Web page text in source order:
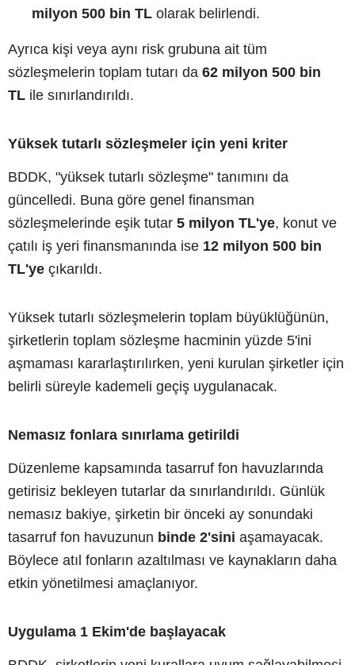
milyon 500 bin TL olarak belirlendi.
Ayrıca kişi veya aynı risk grubuna ait tüm
sözleşmelerin toplam tutarı da 62 milyon 500 bin
TL ile sınırlandırıldı.
Yüksek tutarlı sözleşmeler için yeni kriter
BDDK, "yüksek tutarlı sözleşme" tanımını da
güncelledi. Buna göre genel finansman
sözleşmelerinde eşik tutar 5 milyon TL'ye, konut ve
çatılı iş yeri finansmanında ise 12 milyon 500 bin
TL'ye çıkarıldı.
Yüksek tutarlı sözleşmelerin toplam büyüklüğünün,
şirketlerin toplam sözleşme hacminin yüzde 5'ini
aşmaması kararlaştırılırken, yeni kurulan şirketler için
belirli süreyle kademeli geçiş uygulanacak.
Nemasız fonlara sınırlama getirildi
Düzenleme kapsamında tasarruf fon havuzlarında
getirisiz bekleyen tutarlar da sınırlandırıldı. Günlük
nemasız bakiye, şirketin bir önceki ay sonundaki
tasarruf fon havuzunun binde 2'sini aşamayacak.
Böylece atıl fonların azaltılması ve kaynakların daha
etkin yönetilmesi amaçlanıyor.
Uygulama 1 Ekim'de başlayacak